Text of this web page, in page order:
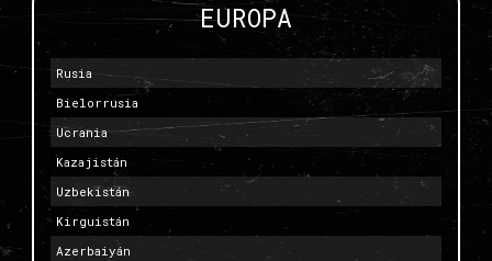
EUROPA
Rusia
Bielorrusia
Ucrania
Kazajistán
Uzbekistán
Kirguistán
Azerbaiyán